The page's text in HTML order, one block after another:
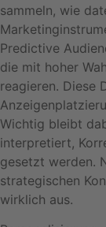
sammeln, wie
Predictive
die mit hoher
reagieren. Diese
Wichtig bleibt
interpretiert,
gesetzt werden.
strategischen
wirklich aus.